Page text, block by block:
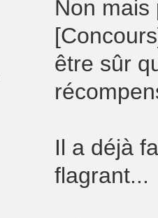
Non mais
être sûr
Il a déjà
flagrant...